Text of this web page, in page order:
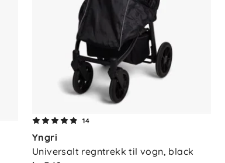
14
Yngri
Universalt regntrekk til vogn, black